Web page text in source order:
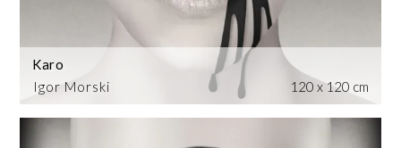
Igor Morski
Karo
120 x 120 cm